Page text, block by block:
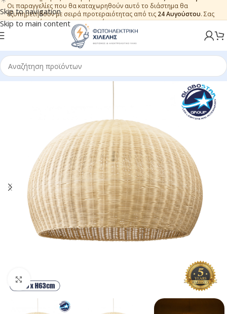
Skip to navigation
Skip to main content
Οι παραγγελίες που θα καταχωρηθούν αυτό το διάστημα θα
εξυπηρετηθούν με σειρά προτεραιότητας από τις 24 Αυγούστου. Σας
ευχαριστούμε για την εμπιστοσύνη.
Κλικ για μεγέθυνση